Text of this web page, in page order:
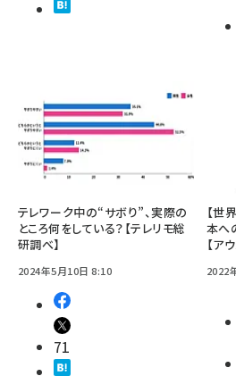
テレワーク中の“サボり”、実際の
ところ何をしている？【テレリモ総
研調べ】
2024年5月10日 8:10
71
【世
本へ
【ア
2022